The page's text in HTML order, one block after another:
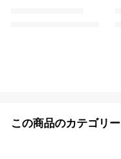
この商品のカテゴリー